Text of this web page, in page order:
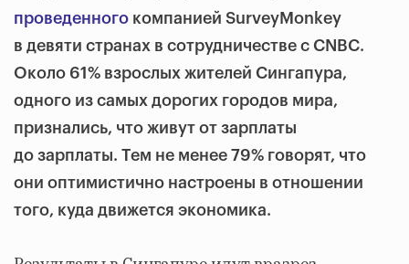
проведенного компанией SurveyMonkey
в девяти странах в сотрудничестве с CNBC.
Около 61% взрослых жителей Сингапура,
одного из самых дорогих городов мира,
признались, что живут от зарплаты
до зарплаты. Тем не менее 79% говорят, что
они оптимистично настроены в отношении
того, куда движется экономика.